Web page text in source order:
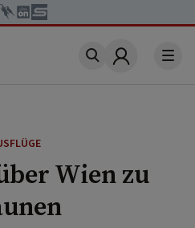
Account
Wien zu